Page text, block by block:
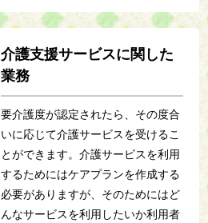
介護支援サービスに関した
業務
要介護度が認定されたら、その度合
いに応じて介護サービスを受けるこ
とができます。介護サービスを利用
するためにはケアプランを作成する
必要がありますが、そのためにはど
んなサービスを利用したいか利用者